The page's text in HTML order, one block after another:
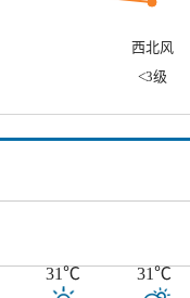
西北风
<3级
31℃ 31℃